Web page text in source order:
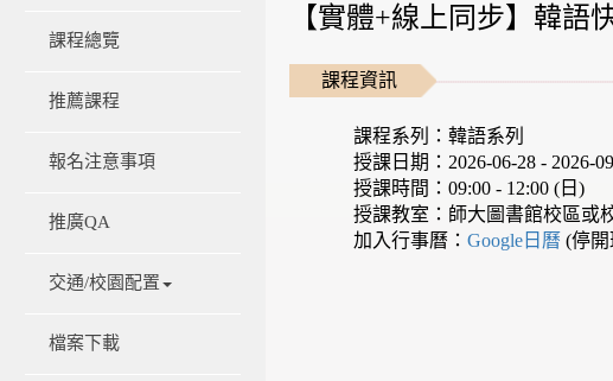
課程總覽
推薦課程
報名注意事項
推廣QA
交通/校園配置
檔案下載
【實體+線上同步】韓語
課程資訊
課程系列：韓語系列
授課日期：2026-06-28 - 2026-
授課時間：09:00 - 12:00 (日)
授課教室：師大圖書館校區或
加入行事曆：Google日曆(停